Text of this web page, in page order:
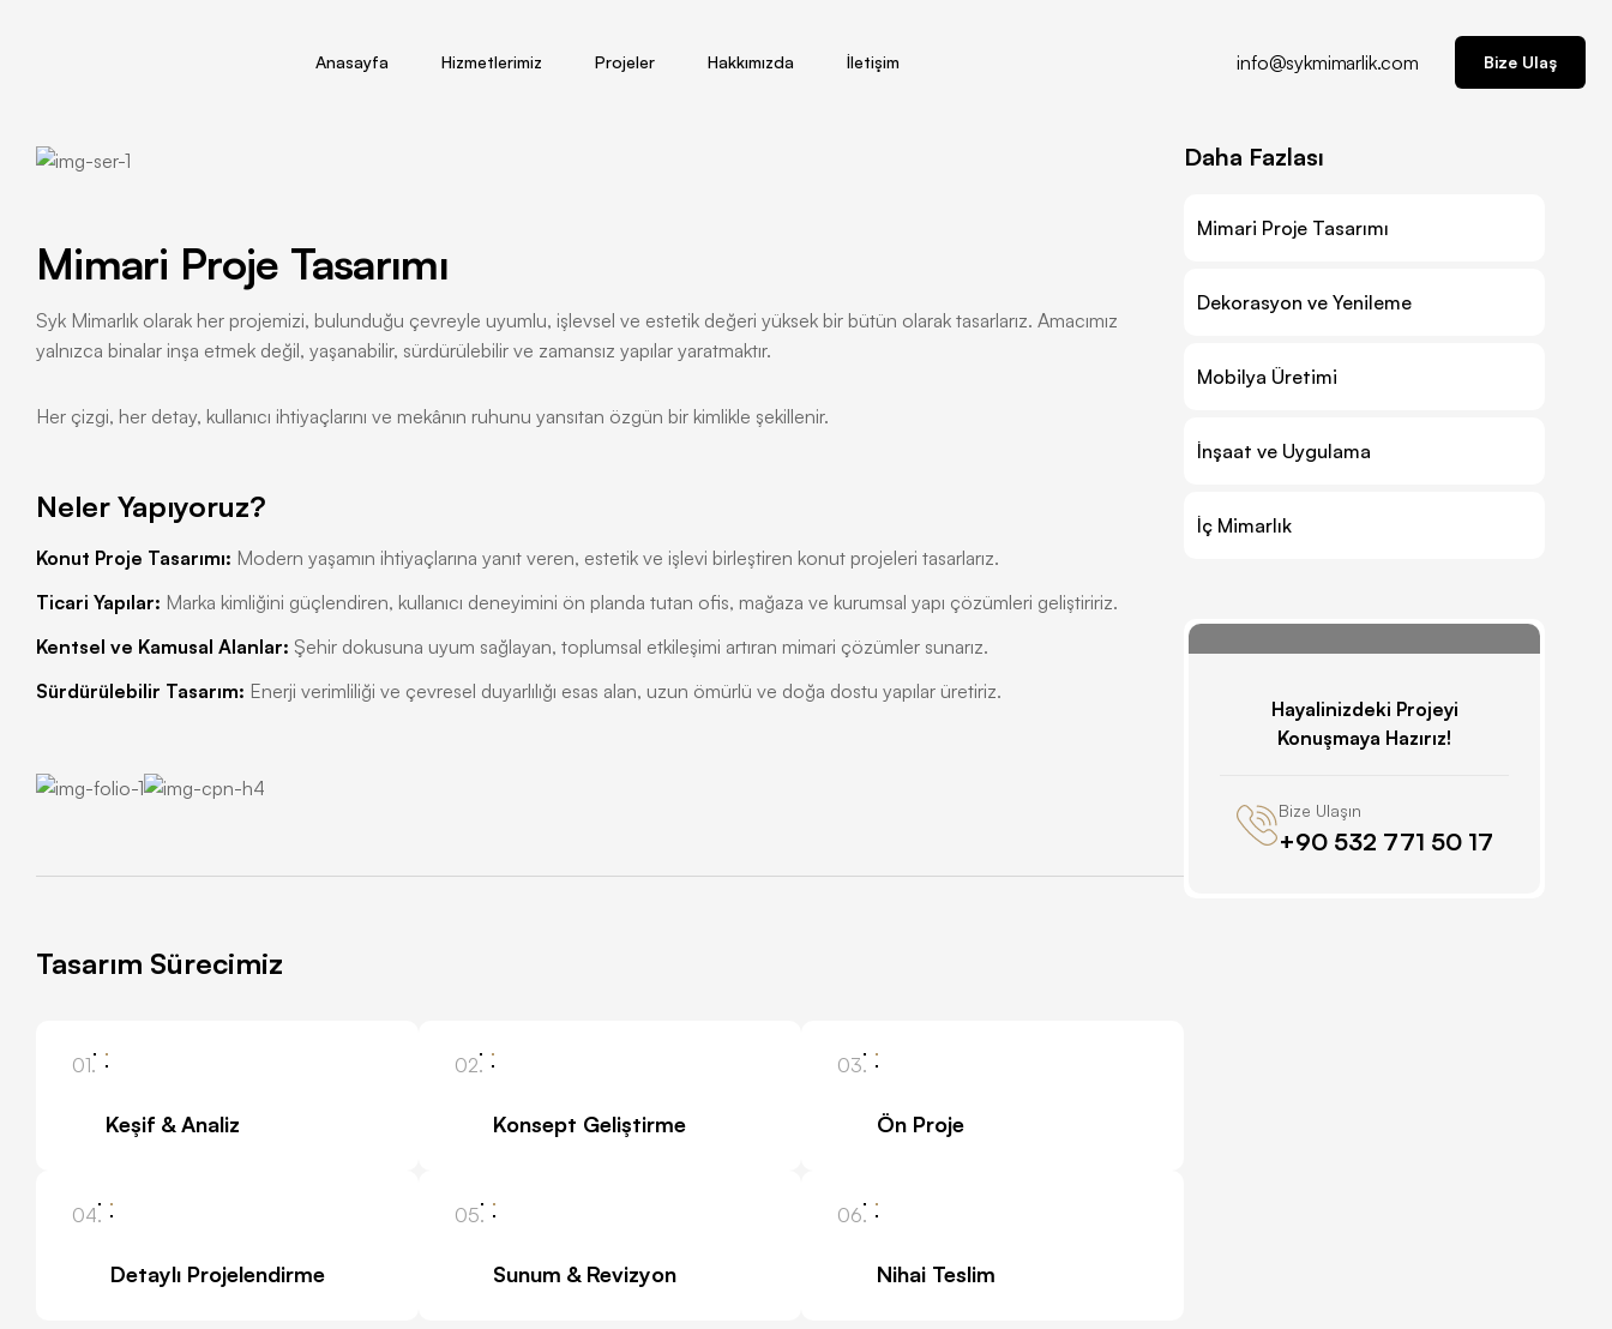
Anasayfa Hizmetlerimiz Projeler Hakkımızda İletişim info@sykmimarlik.com Bize Ulaş
Mimari Proje Tasarımı
Syk Mimarlık olarak her projemizi, bulunduğu çevreyle uyumlu, işlevsel ve estetik değeri yüksek bir bütün olarak tasarlarız. Amacımız
yalnızca binalar inşa etmek değil, yaşanabilir, sürdürülebilir ve zamansız yapılar yaratmaktır.
Her çizgi, her detay, kullanıcı ihtiyaçlarını ve mekânın ruhunu yansıtan özgün bir kimlikle şekillenir.
Neler Yapıyoruz?
Konut Proje Tasarımı: Modern yaşamın ihtiyaçlarına yanıt veren, estetik ve işlevi birleştiren konut projeleri tasarlarız.
Ticari Yapılar: Marka kimliğini güçlendiren, kullanıcı deneyimini ön planda tutan ofis, mağaza ve kurumsal yapı çözümleri geliştiririz.
Kentsel ve Kamusal Alanlar: Şehir dokusuna uyum sağlayan, toplumsal etkileşimi artıran mimari çözümler sunarız.
Sürdürülebilir Tasarım: Enerji verimliliği ve çevresel duyarlılığı esas alan, uzun ömürlü ve doğa dostu yapılar üretiriz.
Tasarım Sürecimiz
01.
Keşif & Analiz
02.
Konsept Geliştirme
03.
Ön Proje
04.
Detaylı Projelendirme
05.
Sunum & Revizyon
06.
Nihai Teslim
Daha Fazlası
Mimari Proje Tasarımı
Dekorasyon ve Yenileme
Mobilya Üretimi
İnşaat ve Uygulama
İç Mimarlık
Hayalinizdeki Projeyi
Konuşmaya Hazırız!
Bize Ulaşın
‪+90 532 771 50 17‬